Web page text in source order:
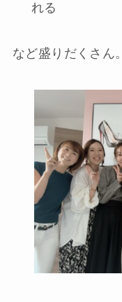
れる
など盛りだくさん。